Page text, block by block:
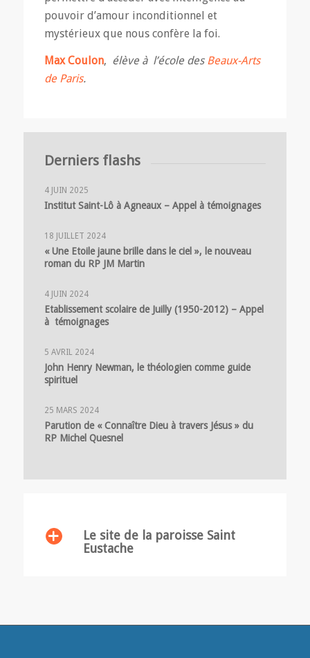
pouvoir d’amour inconditionnel et
mystérieux que nous confère la foi.
Max Coulon, élève à l’école des Beaux-Arts
de Paris.
Derniers flashs
4 JUIN 2025
Institut Saint-Lô à Agneaux – Appel à témoignages
18 JUILLET 2024
« Une Etoile jaune brille dans le ciel », le nouveau
roman du RP JM Martin
4 JUIN 2024
Etablissement scolaire de Juilly (1950-2012) – Appel
à témoignages
5 AVRIL 2024
John Henry Newman, le théologien comme guide
spirituel
25 MARS 2024
Parution de « Connaître Dieu à travers Jésus » du
RP Michel Quesnel
Le site de la paroisse Saint
Eustache